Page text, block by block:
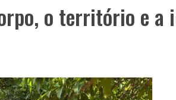
o território e a